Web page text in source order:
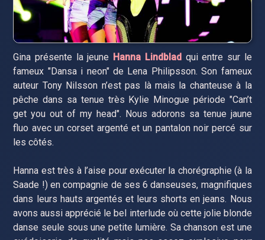
Gina présente la jeune Hanna Lindblad qui entre sur le
fameux "Dansa i neon" de Lena Philipsson. Son fameux
auteur Tony Nilsson n’est pas là mais la chanteuse à la
pêche dans sa tenue très Kylie Minogue période "Can’t
get you out of my head". Nous adorons sa tenue jaune
fluo avec un corset argenté et un pantalon noir percé sur
les côtés.
Hanna est très à l’aise pour exécuter la chorégraphie (à la
Saade !) en compagnie de ses 6 danseuses, magnifiques
dans leurs hauts argentés et leurs shorts en jeans. Nous
avons aussi apprécié le bel interlude où cette jolie blonde
danse seule sous une petite lumière. Sa chanson est une